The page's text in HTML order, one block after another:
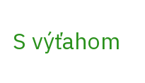
S výťahom